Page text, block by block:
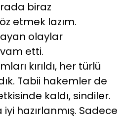
biraz
etmek lazım.
olaylar
etti.
kırıldı, her türlü
Tabii hakemler de
kaldı, sindiler.
hazırlanmış. Sadece